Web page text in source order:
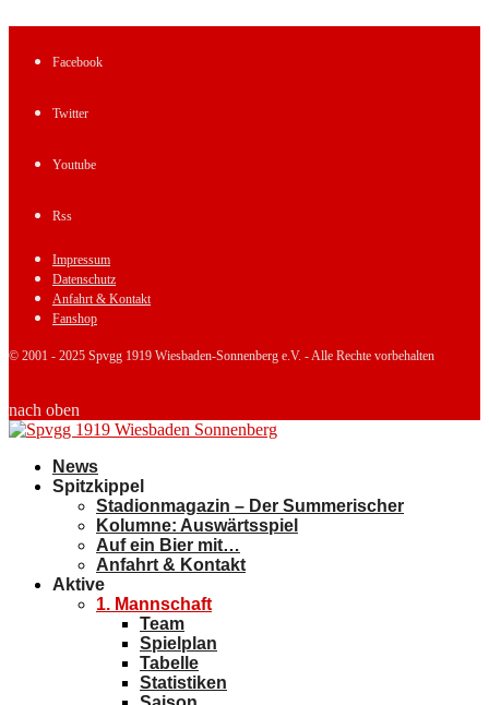
Facebook
Twitter
Youtube
Rss
Impressum
Datenschutz
Anfahrt & Kontakt
Fanshop
© 2001 - 2025 Spvgg 1919 Wiesbaden-Sonnenberg e.V. - Alle Rechte vorbehalten
nach oben
News
Spitzkippel
Stadionmagazin – Der Summerischer
Kolumne: Auswärtsspiel
Auf ein Bier mit…
Anfahrt & Kontakt
Aktive
1. Mannschaft
Team
Spielplan
Tabelle
Statistiken